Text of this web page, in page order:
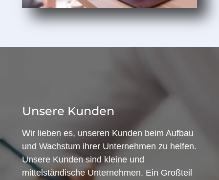
Unsere Kunden
Wir lieben es, unseren Kunden beim Aufbau
und Wachstum ihrer Unternehmen zu helfen.
Unsere Kunden sind kleine und
mittelständische Unternehmen. Ein Großteil